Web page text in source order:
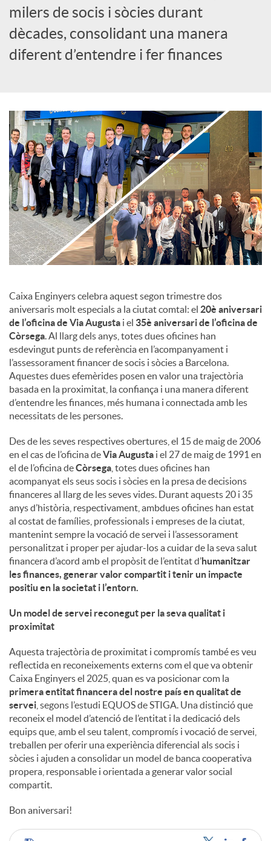
o
r
e
c
o
n
t
i
n
g
u
t
s
milers de socis i sòcies durant
dècades, consolidant una manera
diferent d’entendre i fer finances
Caixa Enginyers celebra aquest segon trimestre dos
aniversaris molt especials a la ciutat comtal: el 20è aniversari
de l’oficina de Via Augusta i el 35è aniversari de l’oficina de
Còrsega. Al llarg dels anys, totes dues oficines han
esdevingut punts de referència en l’acompanyament i
l’assessorament financer de socis i sòcies a Barcelona.
Aquestes dues efemèrides posen en valor una trajectòria
basada en la proximitat, la confiança i una manera diferent
d’entendre les finances, més humana i connectada amb les
necessitats de les persones.
Des de les seves respectives obertures, el 15 de maig de 2006
en el cas de l’oficina deVia Augusta i el 27 de maig de 1991 en
el de l’oficina deCòrsega , totes dues oficines han
acompanyat els seus socis i sòcies en la presa de decisions
financeres al llarg de les seves vides. Durant aquests 20 i 35
anys d’història, respectivament, ambdues oficines han estat
al costat de famílies, professionals i empreses de la ciutat,
mantenint sempre la vocació de servei i l’assessorament
personalitzat i proper per ajudar-los a cuidar de la seva salut
financera d’acord amb el propòsit de l’entitat d’humanitzar
les finances, generar valor compartit i tenir un impacte
positiu en la societat i l’entorn.
Un model de servei reconegut per la seva qualitat i
proximitat
Aquesta trajectòria de proximitat i compromís també es veu
reflectida en reconeixements externs com el que va obtenir
Caixa Enginyers el 2025, quan es va posicionar com la
primera entitat financera del nostre país en qualitat de
servei , segons l’estudi EQUOS de STIGA. Una distinció que
reconeix el model d’atenció de l’entitat i la dedicació dels
equips que, amb el seu talent, compromís i vocació de servei,
treballen per oferir una experiència diferencial als socis i
sòcies i ajuden a consolidar un model de banca cooperativa
propera, responsable i orientada a generar valor social
compartit.
Bon aniversari!